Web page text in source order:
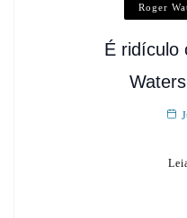
Roger
É ridículo